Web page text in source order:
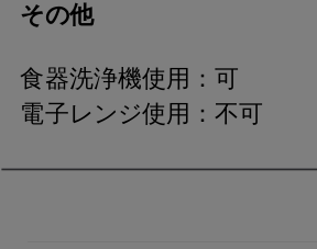
その他
食器洗浄機使用：可
電子レンジ使用：不可